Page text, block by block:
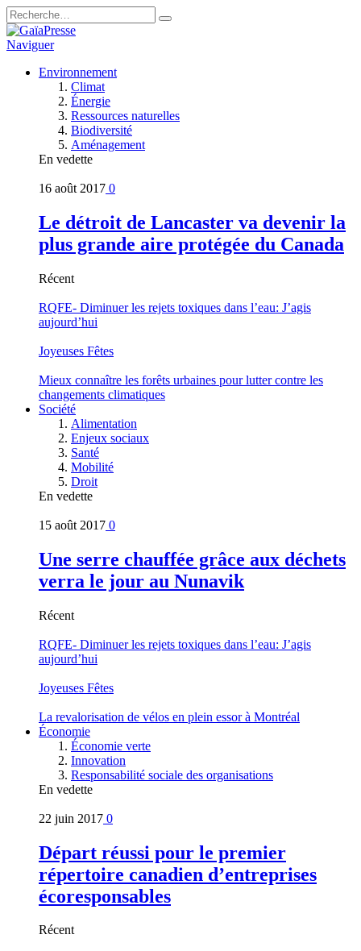
Naviguer
Environnement
Climat
Énergie
Ressources naturelles
Biodiversité
Aménagement
En vedette
16 août 2017 0
Le détroit de Lancaster va devenir la
plus grande aire protégée du Canada
Récent
RQFE- Diminuer les rejets toxiques dans l’eau: J’agis
aujourd’hui
Joyeuses Fêtes
Mieux connaître les forêts urbaines pour lutter contre les
changements climatiques
Société
Alimentation
Enjeux sociaux
Santé
Mobilité
Droit
En vedette
15 août 2017 0
Une serre chauffée grâce aux déchets
verra le jour au Nunavik
Récent
RQFE- Diminuer les rejets toxiques dans l’eau: J’agis
aujourd’hui
Joyeuses Fêtes
La revalorisation de vélos en plein essor à Montréal
Économie
Économie verte
Innovation
Responsabilité sociale des organisations
En vedette
22 juin 2017 0
Départ réussi pour le premier
répertoire canadien d’entreprises
écoresponsables
Récent